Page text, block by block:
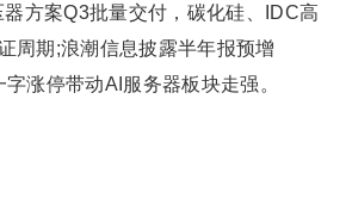
方案Q3批量交付，碳化硅、IDC高
周期;浪潮信息披露半年报预增
涨停带动AI服务器板块走强。